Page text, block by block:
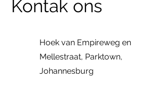
Kontak ons
Hoek van Empireweg en
Mellestraat, Parktown,
Johannesburg